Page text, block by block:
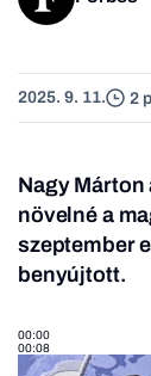
2025. 9. 11. 2
Nagy
növelné a
szeptember
benyújtott.
00:00
00:08